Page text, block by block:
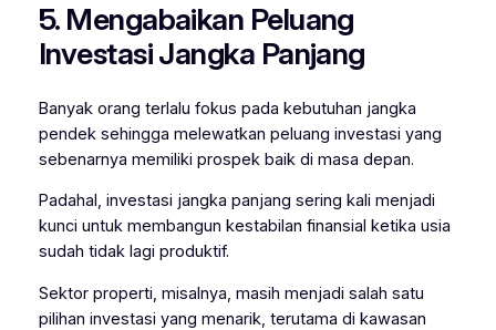
5. Mengabaikan Peluang
Investasi Jangka Panjang
Banyak orang terlalu fokus pada kebutuhan jangka
pendek sehingga melewatkan peluang investasi yang
sebenarnya memiliki prospek baik di masa depan.
Padahal, investasi jangka panjang sering kali menjadi
kunci untuk membangun kestabilan finansial ketika usia
sudah tidak lagi produktif.
Sektor properti, misalnya, masih menjadi salah satu
pilihan investasi yang menarik, terutama di kawasan